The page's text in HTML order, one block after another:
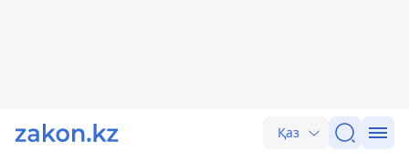
Қаз